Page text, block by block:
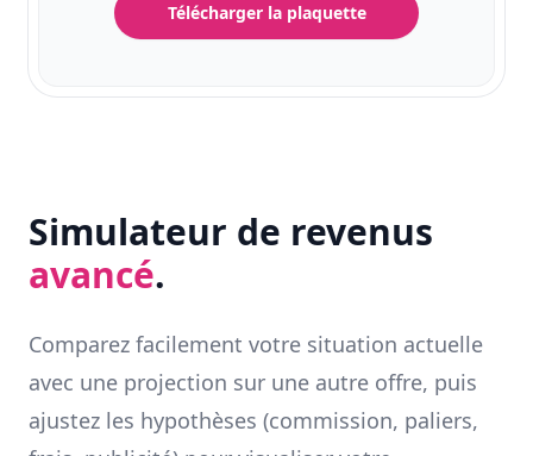
Télécharger la plaquette
Simulateur de revenus
avancé.
Comparez facilement votre situation actuelle
avec une projection sur une autre offre, puis
ajustez les hypothèses (commission, paliers,